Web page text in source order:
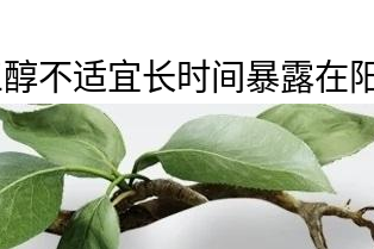
不适宜长时间暴露在